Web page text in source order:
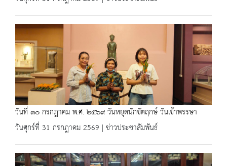
วันที่ ๓๐ กรกฎาคม พ.ศ. ๒๕๖๙ วันหยุดนักขัตฤกษ์ วันเข้าพรรษา
วันศุกร์ที่ 31 กรกฎาคม 2569 | ข่าวประชาสัมพันธ์